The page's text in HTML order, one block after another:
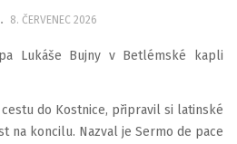
8. ČERVENEC 2026
Lukáše Bujny v Betlémské kapli
cestu do Kostnice, připravil si latinské
na koncilu. Nazval je Sermo de pace